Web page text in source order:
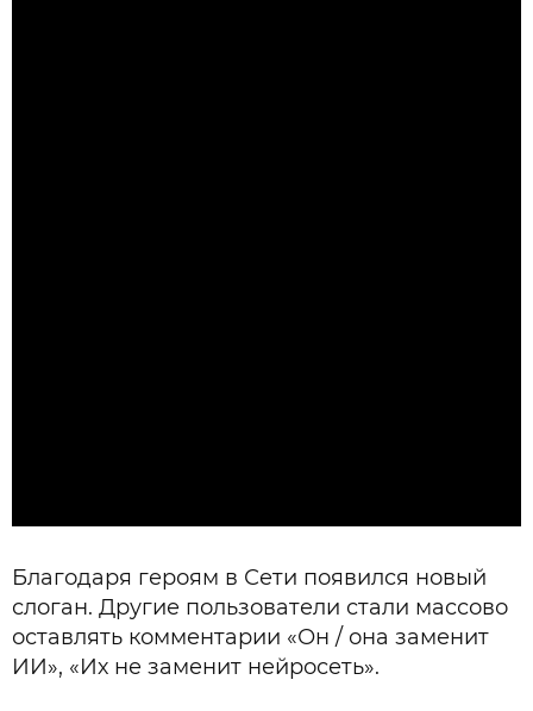
Благодаря героям в Сети появился новый
слоган. Другие пользователи стали массово
оставлять комментарии «Он / она заменит
ИИ», «Их не заменит нейросеть».